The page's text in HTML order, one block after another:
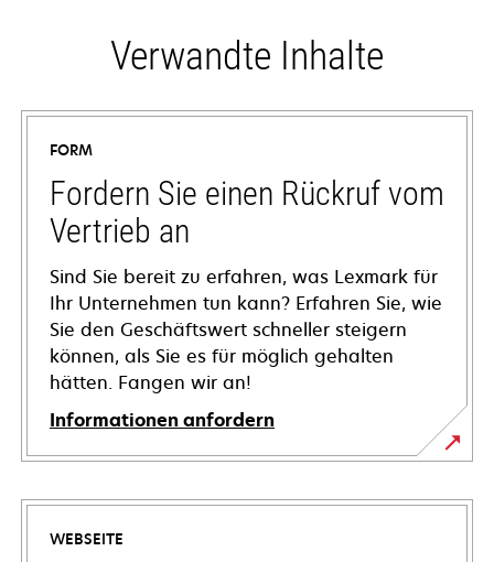
Verwandte Inhalte
FORM
Fordern Sie einen Rückruf vom
Vertrieb an
Sind Sie bereit zu erfahren, was Lexmark für
Ihr Unternehmen tun kann? Erfahren Sie, wie
Sie den Geschäftswert schneller steigern
können, als Sie es für möglich gehalten
hätten. Fangen wir an!
Informationen anfordern
WEBSEITE